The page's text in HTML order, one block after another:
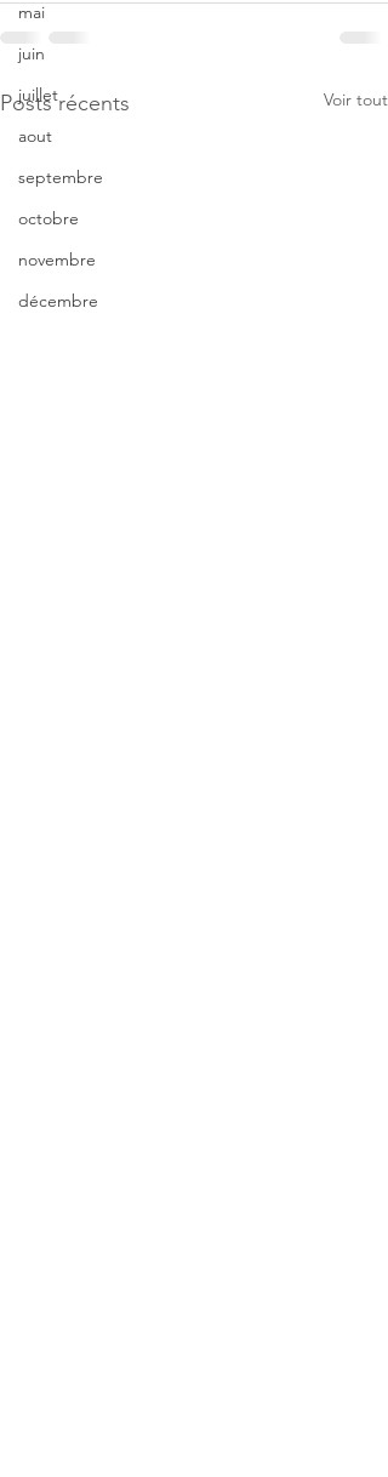
mai
juin
juillet
aout
septembre
octobre
novembre
décembre
Posts récents Voir tout